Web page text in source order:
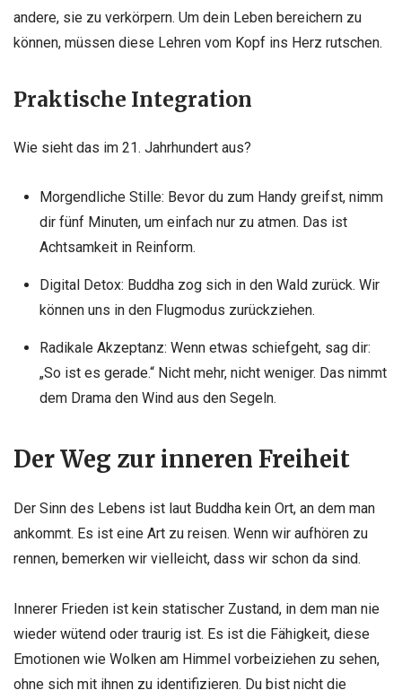
andere, sie zu verkörpern. Um dein Leben bereichern zu
können, müssen diese Lehren vom Kopf ins Herz rutschen.
Praktische Integration
Wie sieht das im 21. Jahrhundert aus?
Morgendliche Stille: Bevor du zum Handy greifst, nimm
dir fünf Minuten, um einfach nur zu atmen. Das ist
Achtsamkeit in Reinform.
Digital Detox: Buddha zog sich in den Wald zurück. Wir
können uns in den Flugmodus zurückziehen.
Radikale Akzeptanz: Wenn etwas schiefgeht, sag dir:
„So ist es gerade.“ Nicht mehr, nicht weniger. Das nimmt
dem Drama den Wind aus den Segeln.
Der Weg zur inneren Freiheit
Der Sinn des Lebens ist laut Buddha kein Ort, an dem man
ankommt. Es ist eine Art zu reisen. Wenn wir aufhören zu
rennen, bemerken wir vielleicht, dass wir schon da sind.
Innerer Frieden ist kein statischer Zustand, in dem man nie
wieder wütend oder traurig ist. Es ist die Fähigkeit, diese
Emotionen wie Wolken am Himmel vorbeiziehen zu sehen,
ohne sich mit ihnen zu identifizieren. Du bist nicht die